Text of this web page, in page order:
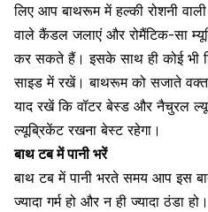
लिए आप बाथरूम में हल्की रोशनी
वाले कैंडल जलाएंऔर रोमैंटिक-सा
कर सकते हैं। इसके साथ ही कोई भी
साइड में रखें। बाथरूम को सजाते
याद रखें किवॉटर बेस्ड और नैचुरल
ल्यूब्रिकेंट रखना बेस्ट रहेगा।
बाथ टब में पानी भरें
बाथ टब में पानी भरते समय आप इस
ज्यादा गर्म हो और न ही ज्यादा ठंडा